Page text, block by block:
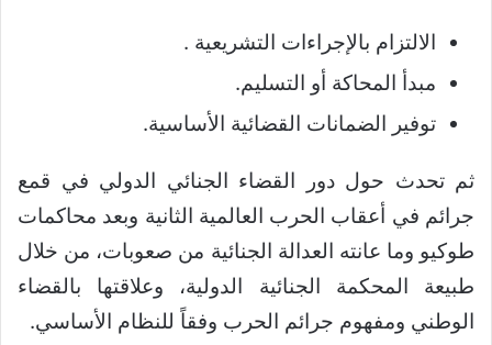
الالتزام بالإجراءات التشريعية .
مبدأ المحاكة أو التسليم.
توفير الضمانات القضائية الأساسية.
ثم تحدث حول دور القضاء الجنائي الدولي في قمع
جرائم في أعقاب الحرب العالمية الثانية وبعد محاكمات
طوكيو وما عانته العدالة الجنائية من صعوبات، من خلال
طبيعة المحكمة الجنائية الدولية، وعلاقتها بالقضاء
الوطني ومفهوم جرائم الحرب وفقاً للنظام الأساسي.